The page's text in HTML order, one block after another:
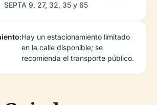
SEPTA 9, 27, 32, 35 y 65
Hay un estacionamiento limitado
en la calle disponible; se
recomienda el transporte público.